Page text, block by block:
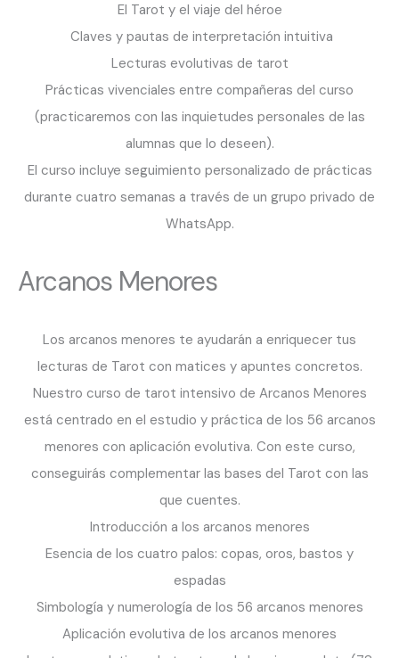
El Tarot y el viaje del héroe
Claves y pautas de interpretación intuitiva
Lecturas evolutivas de tarot
Prácticas vivenciales entre compañeras del curso
(practicaremos con las inquietudes personales de las
alumnas que lo deseen).
El curso incluye seguimiento personalizado de prácticas
durante cuatro semanas a través de un grupo privado de
WhatsApp.
Arcanos Menores
Los arcanos menores te ayudarán a enriquecer tus
lecturas de Tarot con matices y apuntes concretos.
Nuestro curso de tarot intensivo de Arcanos Menores
está centrado en el estudio y práctica de los 56 arcanos
menores con aplicación evolutiva. Con este curso,
conseguirás complementar las bases del Tarot con las
que cuentes.
Introducción a los arcanos menores
Esencia de los cuatro palos: copas, oros, bastos y
espadas
Simbología y numerología de los 56 arcanos menores
Aplicación evolutiva de los arcanos menores